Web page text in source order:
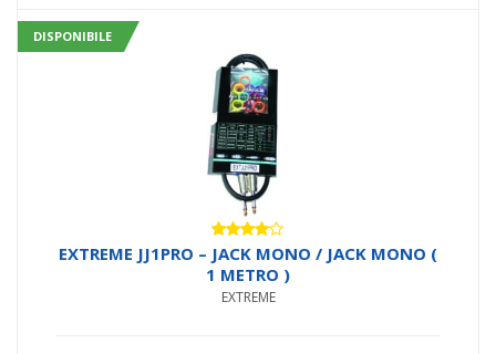
DISPONIBILE
Valutato
4.00su
5
EXTREME JJ1PRO – JACK MONO / JACK MONO (
1 METRO )
EXTREME